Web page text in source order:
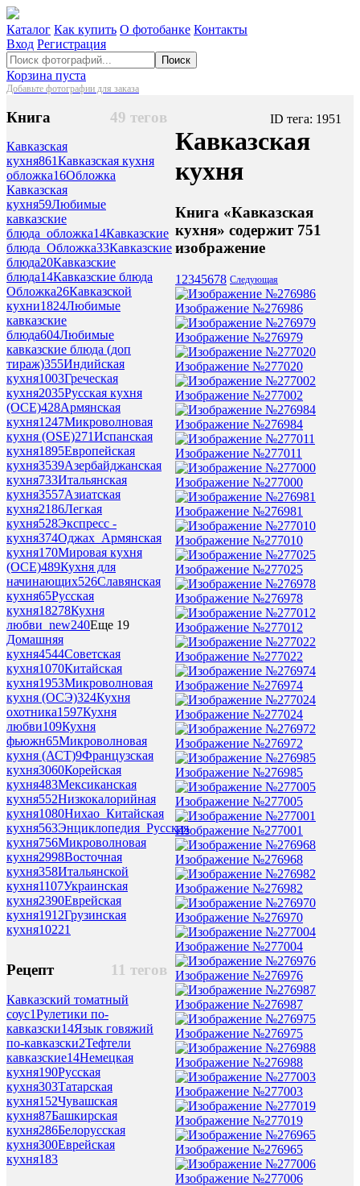
Каталог Как купить О фотобанке Контакты
Вход Регистрация
Поиск
Корзина пуста
Добавьте фотографии для заказа
49 тегов
Книга
Кавказская
кухня861Кавказская кухня
обложка16Обложка
Кавказская
кухня59Любимые
кавказские
блюда_обложка14Кавказские
блюда_Обложка33Кавказские
блюда20Кавказские
блюда14Кавказские блюда
Обложка26Кавказской
кухни1824Любимые
кавказские
блюда604Любимые
кавказские блюда (доп
тираж)355Индийская
кухня1003Греческая
кухня2035Русская кухня
(ОСЕ)428Армянская
кухня1247Микроволновая
кухня (OSE)271Испанская
кухня1895Европейская
кухня3539Азербайджанская
кухня733Итальянская
кухня3557Азиатская
кухня2186Легкая
кухня528Экспресс -
кухня374Оджах_Армянская
кухня170Мировая кухня
(ОСЕ)489Кухня для
начинающих526Славянская
кухня65Русская
кухня18278Кухня
любви_new240Еще 19
Домашняя
кухня4544Советская
кухня1070Китайская
кухня1953Микроволновая
кухня (ОСЭ)324Кухня
охотника1597Кухня
любви109Кухня
фьюжн65Микроволновая
кухня (АСТ)9Французская
кухня3060Корейская
кухня483Мексиканская
кухня552Низкокалорийная
кухня1080Нихао_Китайская
кухня563Энциклопедия_Русская
кухня756Микроволновая
кухня2998Восточная
кухня358Итальянской
кухня1107Украинская
кухня2390Еврейская
кухня1912Грузинская
кухня10221
11 тегов
Рецепт
Кавказский томатный
соус1Рулетики по-
кавказски14Язык говяжий
по-кавказски2Тефтели
кавказские14Немецкая
кухня190Русская
кухня303Татарская
кухня152Чувашская
кухня87Башкирская
кухня286Белорусская
кухня300Еврейская
кухня183
ID тега: 1951
Кавказская
кухня
Книга «Кавказская
кухня» содержит 751
изображение
1 2345678 Следующая
Изображение №276986
Изображение №276979
Изображение №277020
Изображение №277002
Изображение №276984
Изображение №277011
Изображение №277000
Изображение №276981
Изображение №277010
Изображение №277025
Изображение №276978
Изображение №277012
Изображение №277022
Изображение №276974
Изображение №277024
Изображение №276972
Изображение №276985
Изображение №277005
Изображение №277001
Изображение №276968
Изображение №276982
Изображение №276970
Изображение №277004
Изображение №276976
Изображение №276987
Изображение №276975
Изображение №276988
Изображение №277003
Изображение №277019
Изображение №276965
Изображение №277006